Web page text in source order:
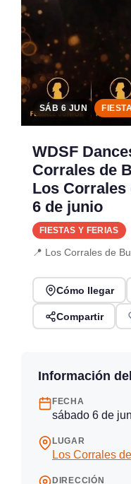
SÁB 6 JUN
WDSF
Corrales de
Los Corrales
6 de junio
FIESTAS Y FERIAS
📍 Los Corrales de
Cómo llegar
Compartir
Información
FECHA
sábado 6 de
LUGAR
Los Corrales
DIRECCIÓN